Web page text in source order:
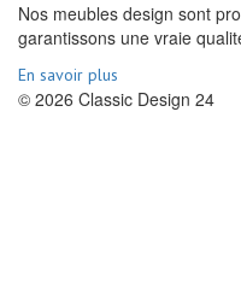
Nos meubles design sont
garantissons une vraie
En savoir plus
© 2026 Classic Design 24